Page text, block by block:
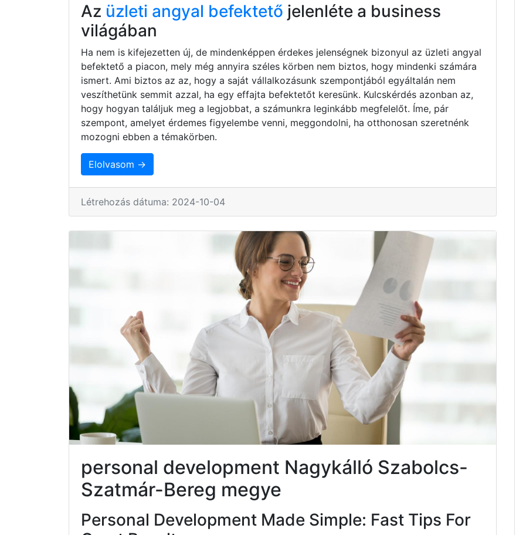
Az üzleti angyal befektető jelenléte a business
világában
Ha nem is kifejezetten új, de mindenképpen érdekes jelenségnek bizonyul az üzleti angyal
befektető a piacon, mely még annyira széles körben nem biztos, hogy mindenki számára
ismert. Ami biztos az az, hogy a saját vállalkozásunk szempontjából egyáltalán nem
veszíthetünk semmit azzal, ha egy effajta befektetőt keresünk. Kulcskérdés azonban az,
hogy hogyan találjuk meg a legjobbat, a számunkra leginkább megfelelőt. Íme, pár
szempont, amelyet érdemes figyelembe venni, meggondolni, ha otthonosan szeretnénk
mozogni ebben a témakörben.
Elolvasom →
Létrehozás dátuma: 2024-10-04
personal development Nagykálló Szabolcs-
Szatmár-Bereg megye
Personal Development Made Simple: Fast Tips For